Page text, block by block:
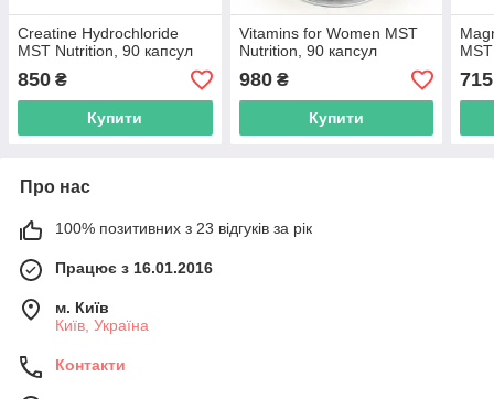
Creatine Hydrochloride
MST Nutrition, 90 капсул
850 ₴
Купити
Vitamins for Women MST
Nutrition, 90 капсул
980₴
Купити
715
Про нас
100% позитивних з 23 відгуків за рік
Працює з 16.01.2016
м. Київ
Київ, Україна
Контакти